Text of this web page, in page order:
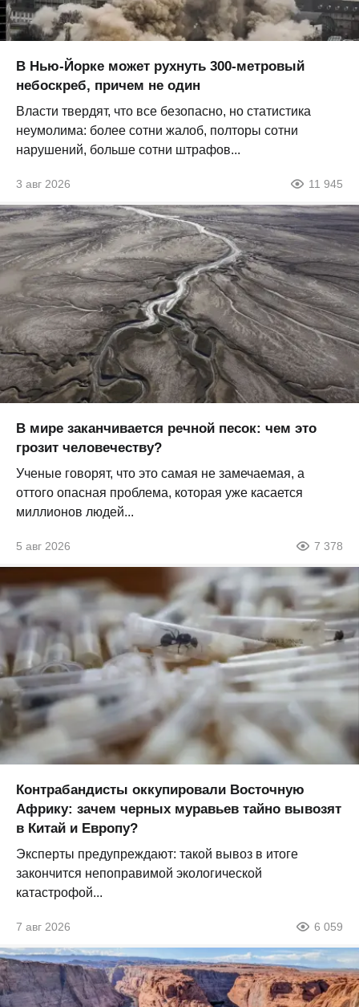
В Нью-Йорке может рухнуть 300-метровый
небоскреб, причем не один
Власти твердят, что все безопасно, но статистика
неумолима: более сотни жалоб, полторы сотни
нарушений, больше сотни штрафов...
3 авг 2026 11 945
В мире заканчивается речной песок: чем это
грозит человечеству?
Ученые говорят, что это самая не замечаемая, а
оттого опасная проблема, которая уже касается
миллионов людей...
5 авг 2026 7 378
Контрабандисты оккупировали Восточную
Африку: зачем черных муравьев тайно вывозят
в Китай и Европу?
Эксперты предупреждают: такой вывоз в итоге
закончится непоправимой экологической
катастрофой...
7 авг 2026 6 059